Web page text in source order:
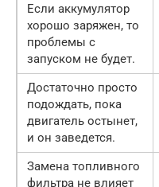
Если аккумулятор
хорошо заряжен, то
проблемы с
запуском не будет.
Достаточно просто
подождать, пока
двигатель остынет,
и он заведется.
Замена топливного
фильтра не влияет